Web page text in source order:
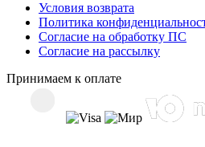
Условия возврата
Политика
Согласие на обработку ПС
Согласие на рассылку
Принимаем к оплате